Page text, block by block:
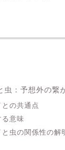
虫：予想外の繋
の共通点
る意味
虫の関係性の解